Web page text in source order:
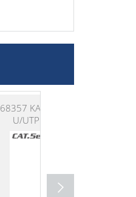
68357 ΚΑΛΩΔΙΟ Patch Cat.5e
U/UTP CCA Grey 2.00m